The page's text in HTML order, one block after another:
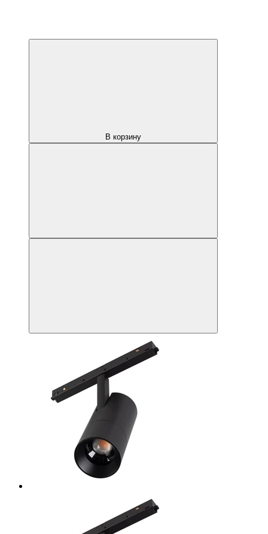
В корзину